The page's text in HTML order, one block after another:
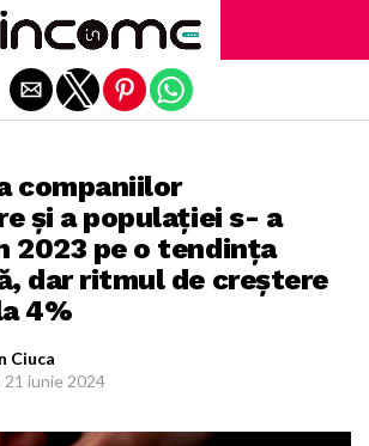
companiilor
şi a populaţiei s- a
2023 pe o tendinţa
dar ritmul de creştere
4%
Ciuca
21 iunie 2024
Exit mobile version